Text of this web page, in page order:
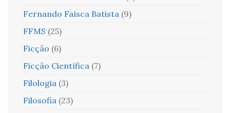
Fernando Faísca Batista (9)
FFMS (25)
Ficção (6)
Ficção Científica (7)
Filologia (3)
Filosofia (23)